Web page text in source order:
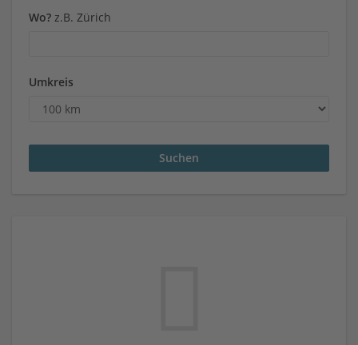
Wo? z.B. Zürich
Umkreis